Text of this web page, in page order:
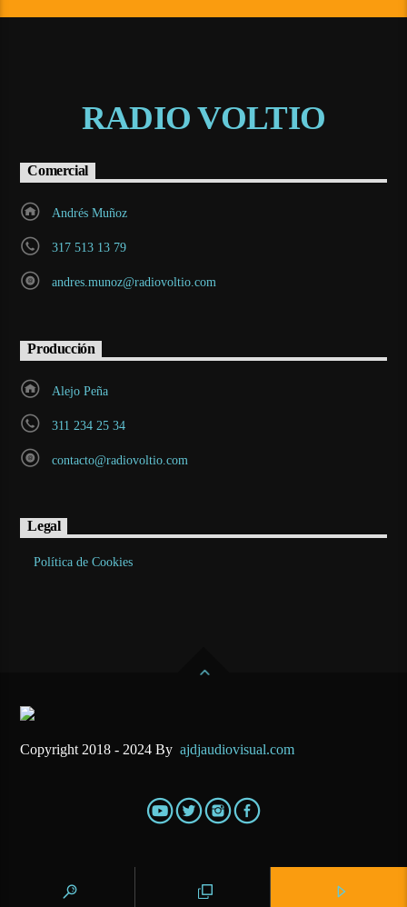
RADIO VOLTIO
Comercial
Andrés Muñoz
317 513 13 79
andres.munoz@radiovoltio.com
Producción
Alejo Peña
311 234 25 34
contacto@radiovoltio.com
Legal
Política de Cookies
Copyright 2018 - 2024 Byajdjaudiovisual.com